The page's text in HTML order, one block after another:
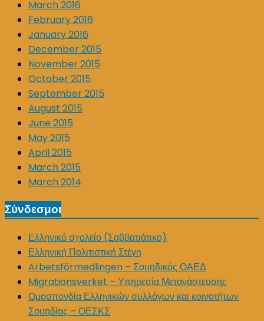
March 2016
February 2016
January 2016
December 2015
November 2015
October 2015
September 2015
August 2015
June 2015
May 2015
April 2015
March 2015
March 2014
Σύνδεσμοι
Ελληνικό σχολείο (Σαββατιάτικο)
Ελληνική Πολιτιστική Στέγη
Arbetsförmedlingen – Σουηδικός ΟΑΕΔ
Migrationsverket – Υπηρεσία Μετανάστευσης
Ομοσπονδία Ελληνικών συλλόγων και κοινοτήτων
Σουηδίας – ΟΕΣΚΣ